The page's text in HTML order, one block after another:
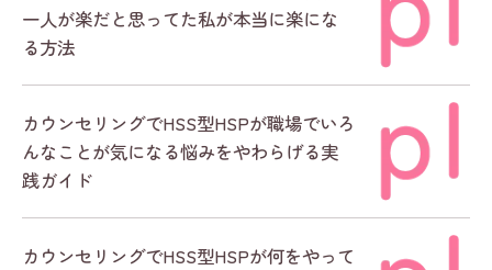
一人が楽だと思ってた私が本当に楽にな
る方法
カウンセリングでHSS型HSPが職場でいろ
んなことが気になる悩みをやわらげる実
践ガイド
カウンセリングでHSS型HSPが何をやって